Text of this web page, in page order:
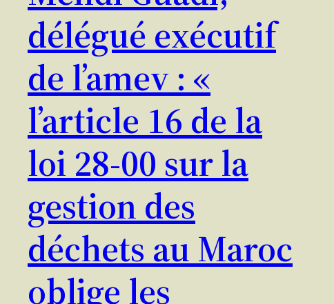
délégué exécutif
de l’amev : «
l’article 16 de la
loi 28-00 sur la
gestion des
déchets au Maroc
oblige les